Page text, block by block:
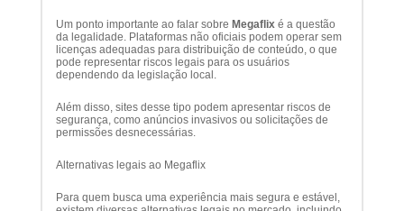
Um ponto importante ao falar sobre Megaflixé a questão
da legalidade. Plataformas não oficiais podem operar sem
licenças adequadas para distribuição de conteúdo, o que
pode representar riscos legais para os usuários
dependendo da legislação local.
Além disso, sites desse tipo podem apresentar riscos de
segurança, como anúncios invasivos ou solicitações de
permissões desnecessárias.
Alternativas legais ao Megaflix
Para quem busca uma experiência mais segura e estável,